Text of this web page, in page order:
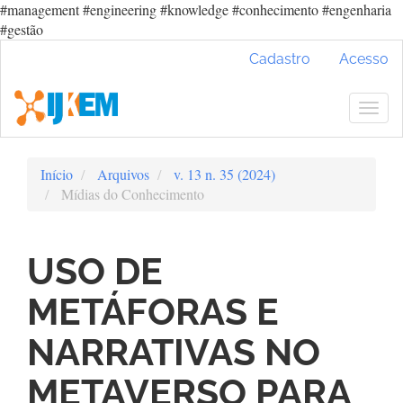
#management #engineering #knowledge #conhecimento #engenharia
#gestão
Conteúdo
principal
Barra
Cadastro Acesso
Início Arquivos
v. 13 n. 35 (2024)
Mídias do Conhecimento
USO DE
METÁFORAS E
NARRATIVAS NO
METAVERSO PARA